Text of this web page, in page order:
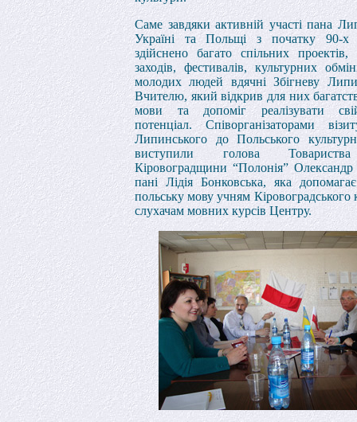
Саме завдяки активній участі пана
Україні та Польщі з початку 90-х
здійснено багато спільних проектів,
заходів, фестивалів, культурних
молодих людей вдячні Збігневу
Вчителю, який відкрив для них
мови та допоміг реалізувати
потенціал. Співорганізаторами
Липинського до Польського
виступили голова
Кіровоградщини “Полонія”
пані Лідія Бонковська, яка
польську мову учням Кіровоградського
слухачам мовних курсів Центру.